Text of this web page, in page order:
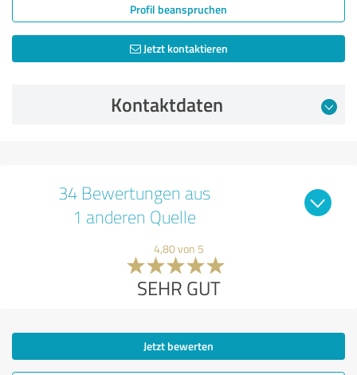
Profil beanspruchen
Jetzt kontaktieren
Kontaktdaten
34 Bewertungen aus
1 anderen Quelle
4,80 von 5
SEHR GUT
Jetzt bewerten